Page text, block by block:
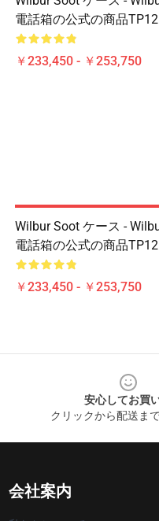
電話箱の公式の商品
￥233,450 - ￥253,750
Wilbur Soot ケース -
電話箱の公式の商品
￥233,450 - ￥253,750
安心してお買
クリックから配送ま
会社案内